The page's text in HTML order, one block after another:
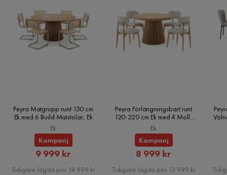
Peyra Matgrupp runt 150 cm
Ek med 6 Build Matstolar, Ek
Ek
Kampanj
Rabatterat
Pris
9 999 kr
Tidigare lägsta pris 14 999 kr
Peyra Förlängningsbart runt
120-220 cm Ek med 4 Molly
Matstolar, Ek
Ek
Kampanj
Rabatterat
Pris
8 999 kr
Tidigare lägsta pris 13 999 kr